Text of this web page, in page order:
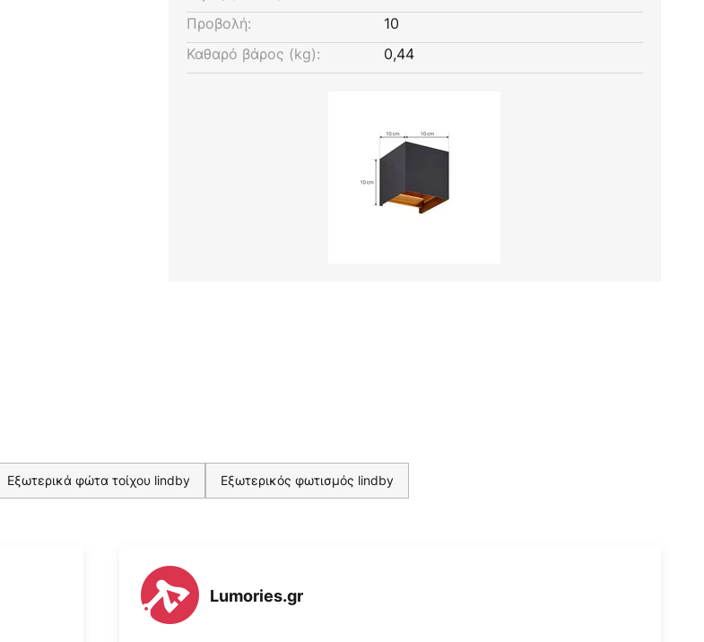
Προβολή:
10
Καθαρό βάρος (kg):
0,44
Εξωτερικά φώτα τοίχου lindby Εξωτερικός φωτισμός lindby
Lumories.gr